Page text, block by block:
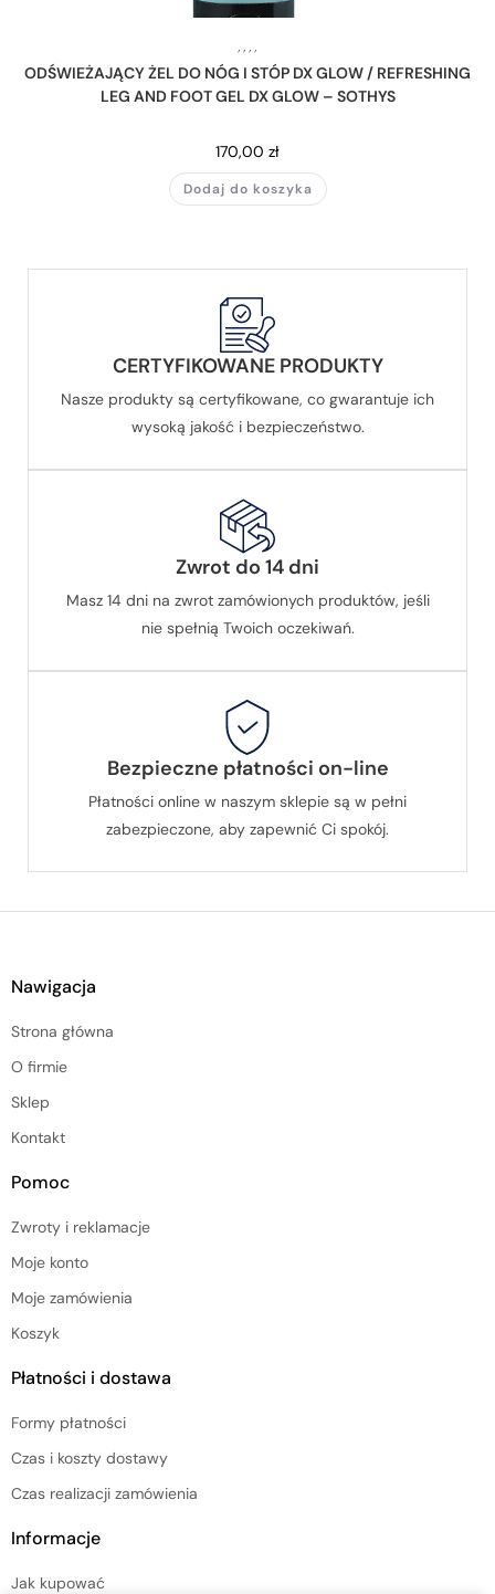
, , , ,
ODŚWIEŻAJĄCY ŻEL DO NÓG I STÓP DX GLOW / REFRESHING
LEG AND FOOT GEL DX GLOW – SOTHYS
170,00 zł
Dodaj do koszyka
CERTYFIKOWANE PRODUKTY
Nasze produkty są certyfikowane, co gwarantuje ich
wysoką jakość i bezpieczeństwo.
Zwrot do 14 dni
Masz 14 dni na zwrot zamówionych produktów, jeśli
nie spełnią Twoich oczekiwań.
Bezpieczne płatności on-line
Płatności online w naszym sklepie są w pełni
zabezpieczone, aby zapewnić Ci spokój.
Nawigacja
Strona główna
O firmie
Sklep
Kontakt
Pomoc
Zwroty i reklamacje
Moje konto
Moje zamówienia
Koszyk
Płatności i dostawa
Formy płatności
Czas i koszty dostawy
Czas realizacji zamówienia
Informacje
Jak kupować